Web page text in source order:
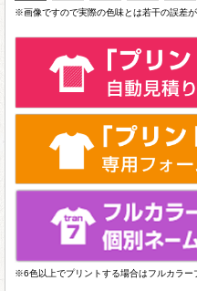
※画像ですので実際の色味とは若干の誤差が
※6色以上でプリントする場合はフルカラー